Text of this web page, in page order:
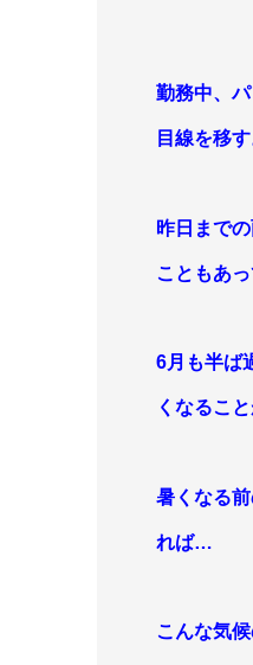
勤務中、
目線を移
昨日まで
こともあっ
6月も半ば
くなるこ
暑くなる
れば…
こんな気